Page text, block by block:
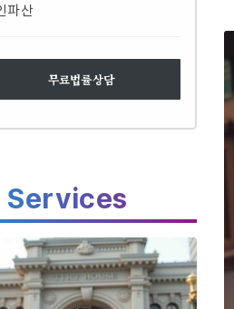
파산
무료법률상담
Services